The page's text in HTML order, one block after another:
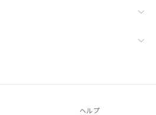
ヘルプ